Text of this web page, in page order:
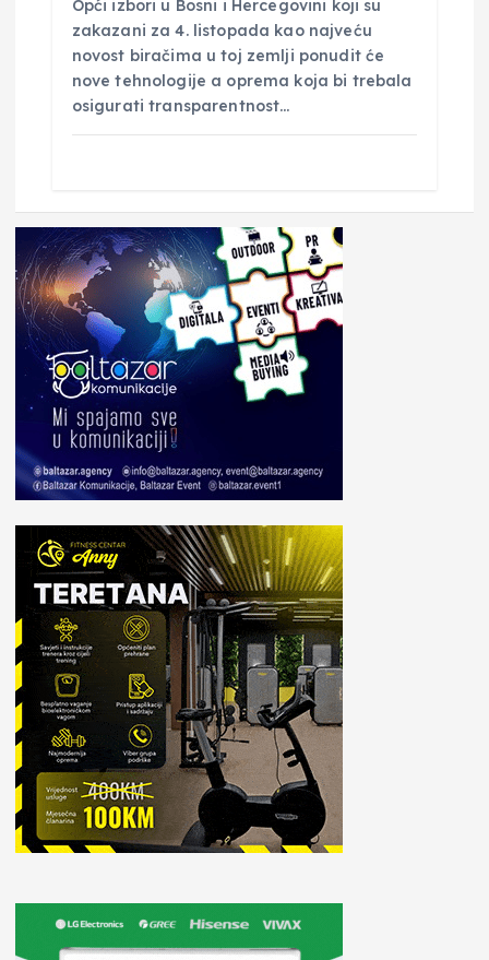
Opći izbori u Bosni i Hercegovini koji su
zakazani za 4. listopada kao najveću
novost biračima u toj zemlji ponudit će
nove tehnologije a oprema koja bi trebala
osigurati transparentnost…